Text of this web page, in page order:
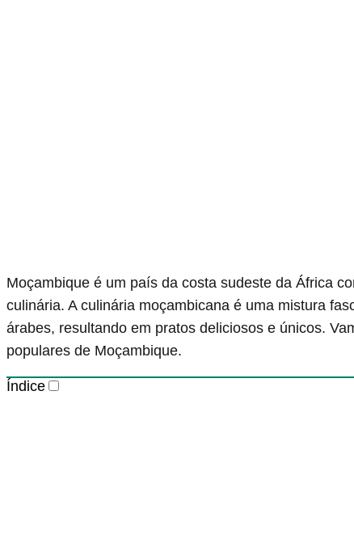
Moçambique é um país da costa sudeste da África
culinária. A culinária moçambicana é uma mistura
árabes, resultando em pratos deliciosos e únicos.
populares de Moçambique.
Índice